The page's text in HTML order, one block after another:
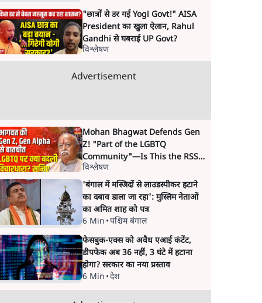
"छात्रों से डर गई Yogi Govt!" AISA
President का खुला ऐलान, Rahul
Gandhi से घबराई UP Govt?
विश्लेषण
Advertisement
Mohan Bhagwat Defends Gen
Z! "Part of the LGBTQ
Community"—Is This the RSS's
New Move?
विश्लेषण
'बंगाल में मस्जिदों से लाउडस्पीकर हटाने
का दबाव डाला जा रहा': मुस्लिम नेताओं
का अमित शाह को पत्र
6 Min •पश्चिम बंगाल
फेसबुक-एक्स को अवैध एआई कंटेंट,
डीपफेक अब 36 नहीं, 3 घंटे में हटाना
होगा? सरकार का नया प्रस्ताव
6 Min •देश